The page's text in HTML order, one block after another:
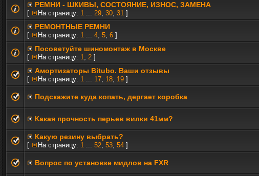
РЕМНИ - ШКИВЫ, СОСТОЯНИЕ, ИЗНОС, ЗАМЕНА
[ На страницу: 1 ... 29, 30, 31 ]
РЕМОНТНЫЕ РЕМНИ
[ На страницу: 1 ... 4, 5, 6 ]
Посоветуйте шиномонтаж в Москве
[ На страницу: 1, 2 ]
Амортизаторы Bitubo. Ваши отзывы
[ На страницу: 1 ... 17, 18, 19 ]
Подскажите куда копать, дергает коробка
Какая прочность перьев вилки 41мм?
Какую резину выбрать?
[ На страницу: 1 ... 52, 53, 54 ]
Вопрос по установке мидлов на FXR